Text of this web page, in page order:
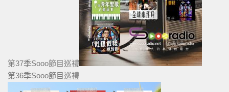
第37季Sooo節目巡禮
第36季Sooo節目巡禮